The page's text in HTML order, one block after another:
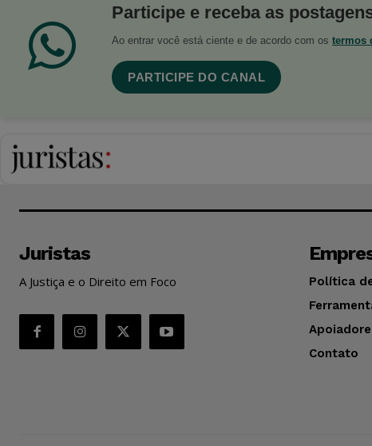
Participe e receba as
Ao entrar você está ciente e de acordo com os termos
PARTICIPE DO CANAL
Juristas
A Justiça e o Direito em Foco
Política
Contato